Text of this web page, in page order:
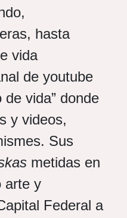
hasta
vida
de youtube
de vida” donde
y videos,
Sus
metidas en
arte y
Federal a